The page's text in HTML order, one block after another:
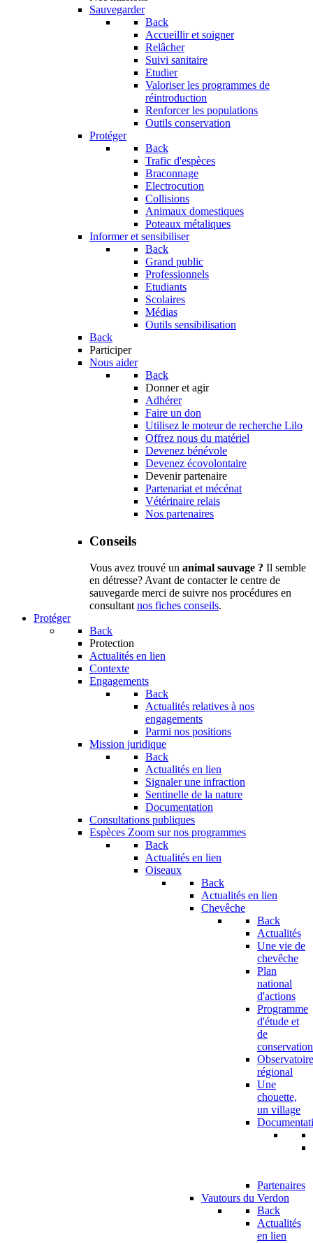
Sauvegarder
Back
Accueillir et soigner
Relâcher
Suivi sanitaire
Etudier
Valoriser les programmes de
réintroduction
Renforcer les populations
Outils conservation
Protéger
Back
Trafic d'espèces
Braconnage
Electrocution
Collisions
Animaux domestiques
Poteaux métaliques
Informer et sensibiliser
Back
Grand public
Professionnels
Etudiants
Scolaires
Médias
Outils sensibilisation
Back
Participer
Nous aider
Back
Donner et agir
Adhérer
Faire un don
Utilisez le moteur de recherche Lilo
Offrez nous du matériel
Devenez bénévole
Devenez écovolontaire
Devenir partenaire
Partenariat et mécénat
Vétérinaire relais
Nos partenaires
Conseils
Vous avez trouvé un animal sauvage ? Il semble
en détresse? Avant de contacter le centre de
sauvegarde merci de suivre nos procédures en
consultantnos fiches conseils.
Protéger
Back
Protection
Actualités en lien
Contexte
Engagements
Back
Actualités relatives à nos
engagements
Parmi nos positions
Mission juridique
Back
Actualités en lien
Signaler une infraction
Sentinelle de la nature
Documentation
Consultations publiques
Espèces Zoom sur nos programmes
Back
Actualités en lien
Oiseaux
Back
Actualités en lien
Chevêche
Back
Actualités
Une vie de
chevêche
Plan
national
d'actions
Programme
d'étude et
de
conservation
Observatoire
régional
Une
chouette,
un village
Partenaires
Vautours du Verdon
Back
Actualités
en lien